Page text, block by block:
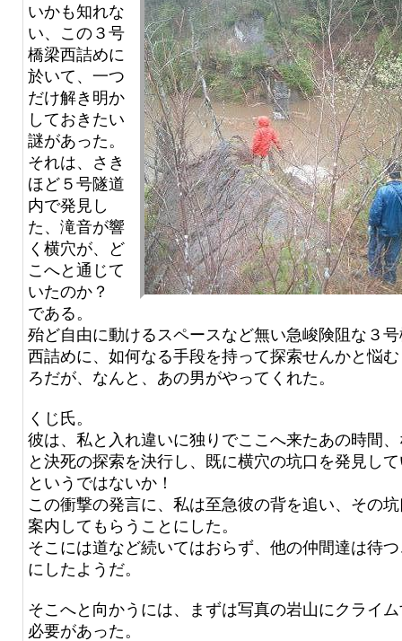
いかも知れな
い、この３号
橋梁西詰めに
於いて、一つ
だけ解き明か
しておきたい
謎があった。
それは、さき
ほど５号隧道
内で発見し
た、滝音が響
く横穴が、ど
こへと通じて
いたのか？
である。
殆ど自由に動けるスペースなど無い急峻険阻な３
西詰めに、如何なる手段を持って探索せんかと悩
ろだが、なんと、あの男がやってくれた。
くじ氏。
彼は、私と入れ違いに独りでここへ来たあの時間
と決死の探索を決行し、既に横穴の坑口を発見し
というではないか！
この衝撃の発言に、私は至急彼の背を追い、その
案内してもらうことにした。
そこには道など続いてはおらず、他の仲間達は待
にしたようだ。
そこへと向かうには、まずは写真の岩山にクライ
必要があった。